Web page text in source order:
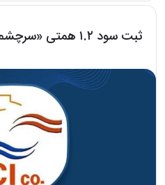
ثبت سود ۱.۲ همتی «سرچشمه» در سال ۱۴۰۳